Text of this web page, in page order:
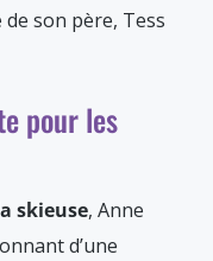
son père, Tess
pour les
skieuse, Anne
d’une